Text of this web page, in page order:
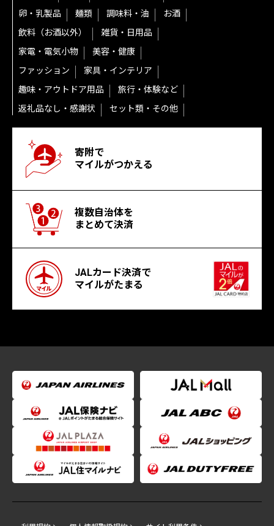
卵・乳製品
麺類 調味料・油
お酒
飲料（お酒以外）
雑貨・日用品
家電・電気小物
美容・健康
ファッション
家具・インテリア
趣味・アウトドア用品
旅行・体験など
返礼品なし・感謝状
セット類・その他
寄附で
マイルがつかえる
複数自治体を
まとめて決済
JALカード決済で
マイルがたまる